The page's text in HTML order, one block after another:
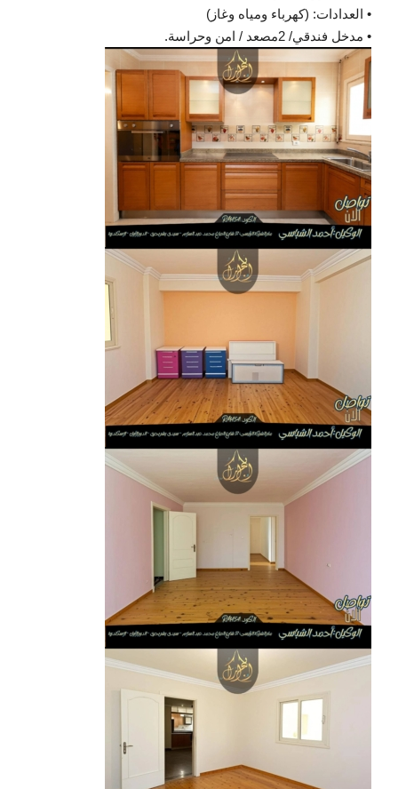
• العدادات: (كهرباء ومياه وغاز)
• مدخل فندقي/ 2مصعد / امن وحراسة.